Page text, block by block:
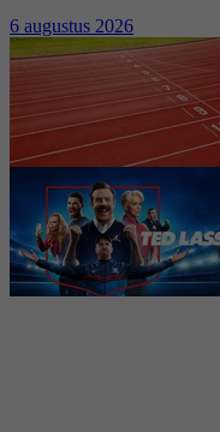
6 augustus 2026